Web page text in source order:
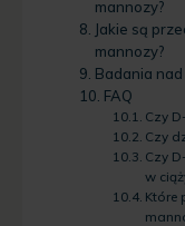
mannozy?
Jakie są
mannozy?
Badania
FAQ
Czy
Czy
Czy
w
Które